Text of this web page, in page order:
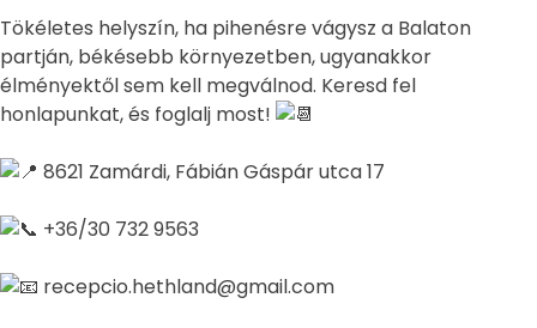
Tökéletes helyszín, ha pihenésre vágysz a Balaton
partján, békésebb környezetben, ugyanakkor
élményektől sem kell megválnod. Keresd fel
honlapunkat, és foglalj most!
8621 Zamárdi, Fábián Gáspár utca 17
+36/30 732 9563
recepcio.hethland@gmail.com